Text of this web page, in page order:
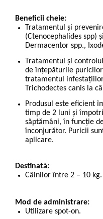
Beneficii cheie:
Tratamentul și
(Ctenocephalides spp)
Dermacentor spp.,
Tratamentul și
de înțepăturile puricilor
tratamentul
Trichodectes canis la
Produsul este eficient
timp de 2 luni și
săptămâni, în funcție
înconjurător. Puricii
aplicare.
Destinată:
Câinilor între 2 – 10 kg.
Mod de administrare:
Utilizare spot-on.